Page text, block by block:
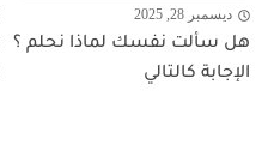
ديسمبر 28, 2025
هل سألت نفسك لماذا نحلم ؟
الإجابة كالتالي